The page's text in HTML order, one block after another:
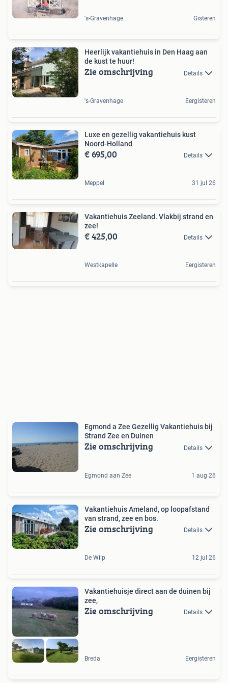
's-Gravenhage Gisteren
Heerlijk vakantiehuis in Den Haag aan
de kust te huur!
Zie omschrijving Details
's-Gravenhage Eergisteren
Luxe en gezellig vakantiehuis kust
Noord-Holland
€ 695,00 Details
Meppel 31 jul 26
Vakantiehuis Zeeland. Vlakbij strand en
zee!
€ 425,00 Details
Westkapelle Eergisteren
Egmond a Zee Gezellig Vakantiehuis bij
Strand Zee en Duinen
Zie omschrijving Details
Egmond aan Zee 1 aug 26
Vakantiehuis Ameland, op loopafstand
van strand, zee en bos.
Zie omschrijving Details
De Wilp 12 jul 26
Vakantiehuisje direct aan de duinen bij
zee,
Zie omschrijving Details
Breda Eergisteren